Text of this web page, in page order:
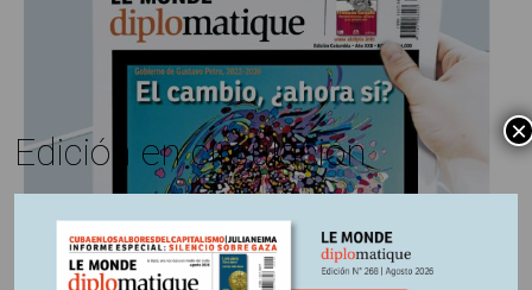
https://libreria.desdeabajo.info/index.php?
Edición en circulación ×